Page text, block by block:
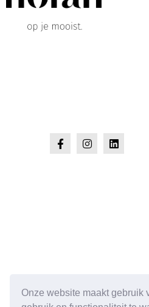
Onze website maakt gebruik